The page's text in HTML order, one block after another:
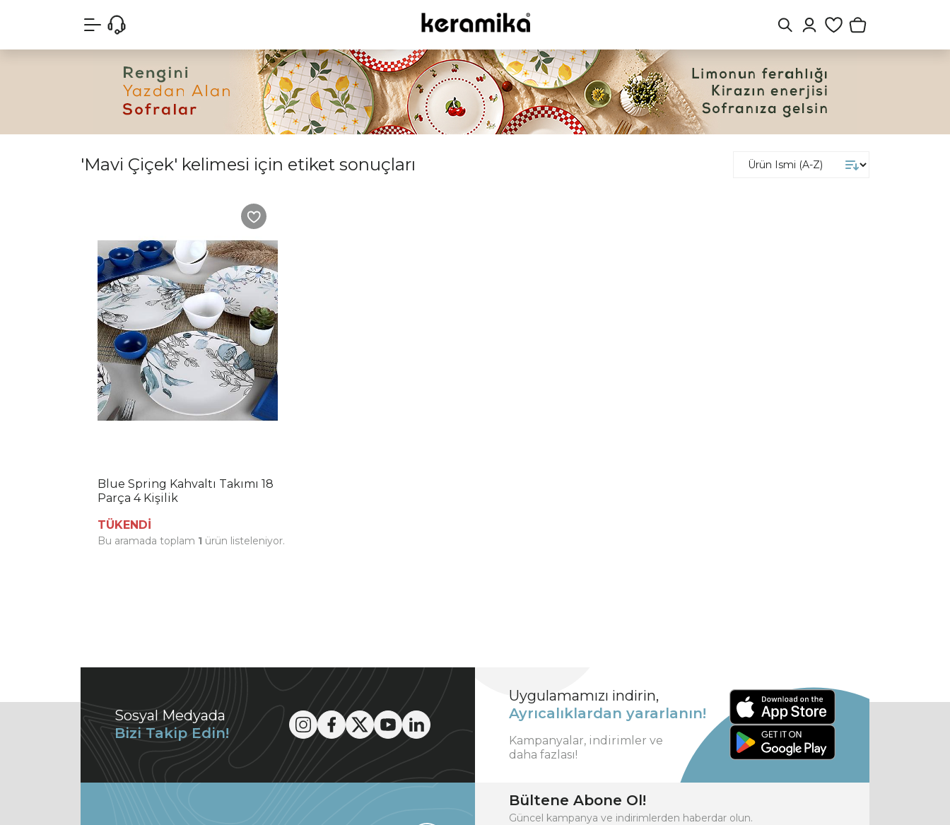
'Mavi Çiçek' kelimesi için etiket sonuçları
Blue Spring Kahvaltı Takımı 18
Parça 4 Kişilik
TÜKENDİ
Bu aramada toplam 1 ürün listeleniyor.
Sosyal Medyada
Bizi Takip Edin!
Uygulamamızı indirin,
Ayrıcalıklardan yararlanın!
Kampanyalar, indirimler ve
daha fazlası!
Bültene Abone Ol!
Güncel kampanya ve indirimlerden haberdar olun.